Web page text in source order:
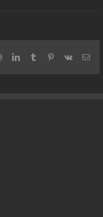
RedditLinkedInTumblr Pinterest
Vk